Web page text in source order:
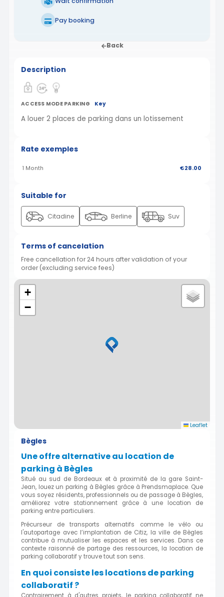
Pay booking
Back
Description
ACCESS MODE PARKING Key
A louer 2 places de parking dans un lotissement
Rate exemples
1 Month €28.00
Suitable for
Citadine Berline Suv
Terms of cancelation
Free cancellation for 24 hours after validation of your
order (excluding service fees)
+
−
Leaflet
Bègles
Une offre alternative au location de
parking à Bègles
Situé au sud de Bordeaux et à proximité de la gare Saint-
Jean, louez un parking à Bègles grâce à Prendsmaplace. Que
vous soyez résidents, professionnels ou de passage à Bègles,
améliorez votre stationnement grâce à une location de
parking entre particuliers.
Précurseur de transports alternatifs comme le vélo ou
l'autopartage avec l’implantation de Citiz, la ville de Bègles
contribue à mutualiser les espaces et les services. Dans ce
contexte raisonné de partage des ressources, la location de
parking collaboratif y trouve tout son sens.
En quoi consiste les locations de parking
collaboratif ?